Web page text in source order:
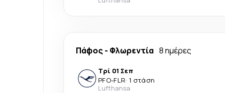
Πάφος - Φλωρεντία 8 ημέρες
Τρί 01 Σεπ
PFO-FLR· 1 στάση
Lufthansa